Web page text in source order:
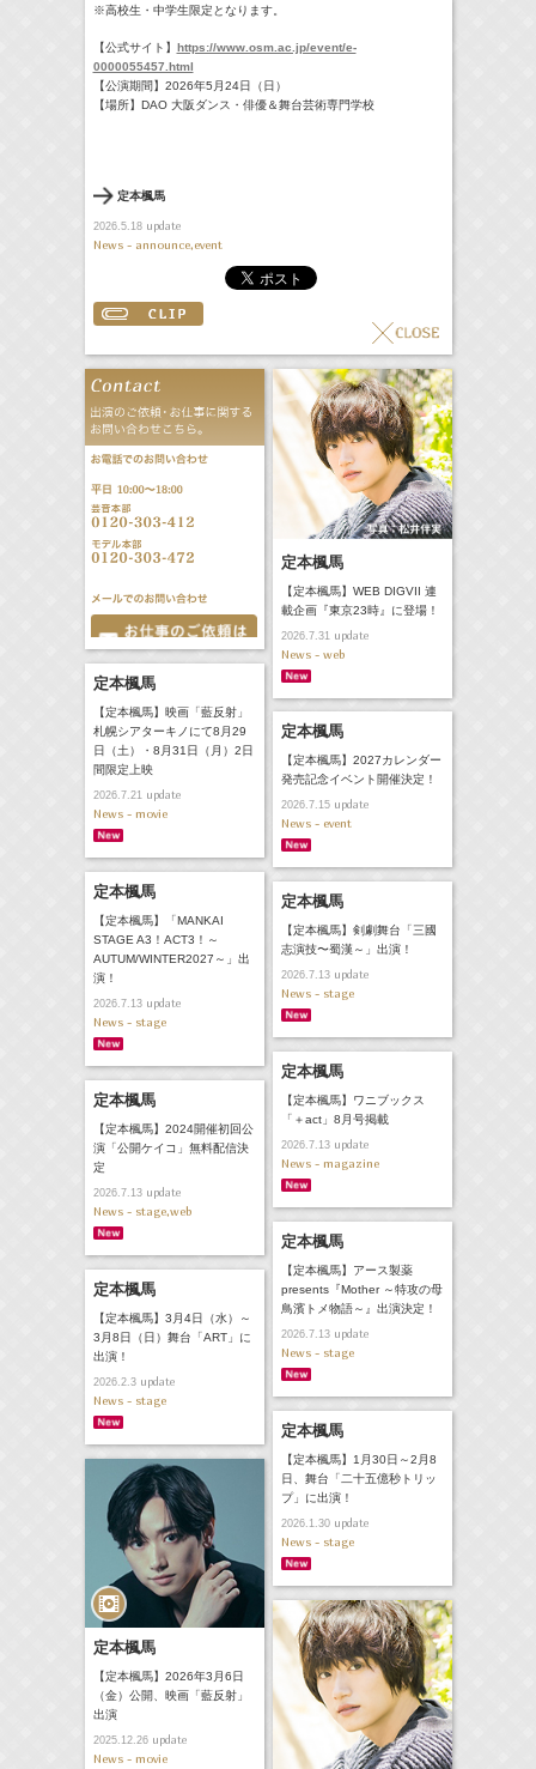
※高校生・中学生限定となります。
【公式サイト】 https://www.osm.ac.jp/event/e-
0000055457.html
【公演期間】2026年5月24日（日）
【場所】DAO 大阪ダンス・俳優＆舞台芸術専門学校
定本楓馬
2026.5.18update
News - announce,event
定本楓馬
【定本楓馬】WEB DIGVII 連
載企画『東京23時』に登場！
2026.7.31 update
News - web
定本楓馬
【定本楓馬】映画「藍反射」
札幌シアターキノにて8月29
日（土）・8月31日（月）2日
間限定上映
2026.7.21update
News - movie
定本楓馬
【定本楓馬】2027カレンダー
発売記念イベント開催決定！
2026.7.15update
News - event
定本楓馬
【定本楓馬】「MANKAI
STAGE A3！ACT3！～
AUTUM/WINTER2027～」出
演！
2026.7.13update
News - stage
定本楓馬
【定本楓馬】剣劇舞台「三國
志演技〜蜀漢～」出演！
2026.7.13update
News - stage
定本楓馬
【定本楓馬】ワニブックス
「＋act」8月号掲載
2026.7.13update
News - magazine
定本楓馬
【定本楓馬】2024開催初回公
演「公開ケイコ」無料配信決
定
2026.7.13update
News - stage,web
定本楓馬
【定本楓馬】アース製薬
presents『Mother ～特攻の母
鳥濱トメ物語～』出演決定！
2026.7.13update
News - stage
定本楓馬
【定本楓馬】3月4日（水）～
3月8日（日）舞台「ART」に
出演！
2026.2.3update
News - stage
定本楓馬
【定本楓馬】1月30日～2月8
日、舞台「二十五億秒トリッ
プ」に出演！
2026.1.30update
News - stage
定本楓馬
【定本楓馬】2026年3月6日
（金）公開、映画「藍反射」
出演
2025.12.26update
News - movie